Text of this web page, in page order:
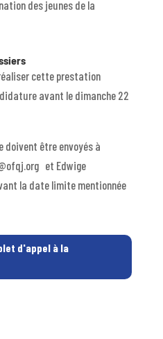
des jeunes de la
cette prestation
avant le dimanche 22
doivent être envoyés à
et Edwige
la date limite mentionnée
d'appel à la